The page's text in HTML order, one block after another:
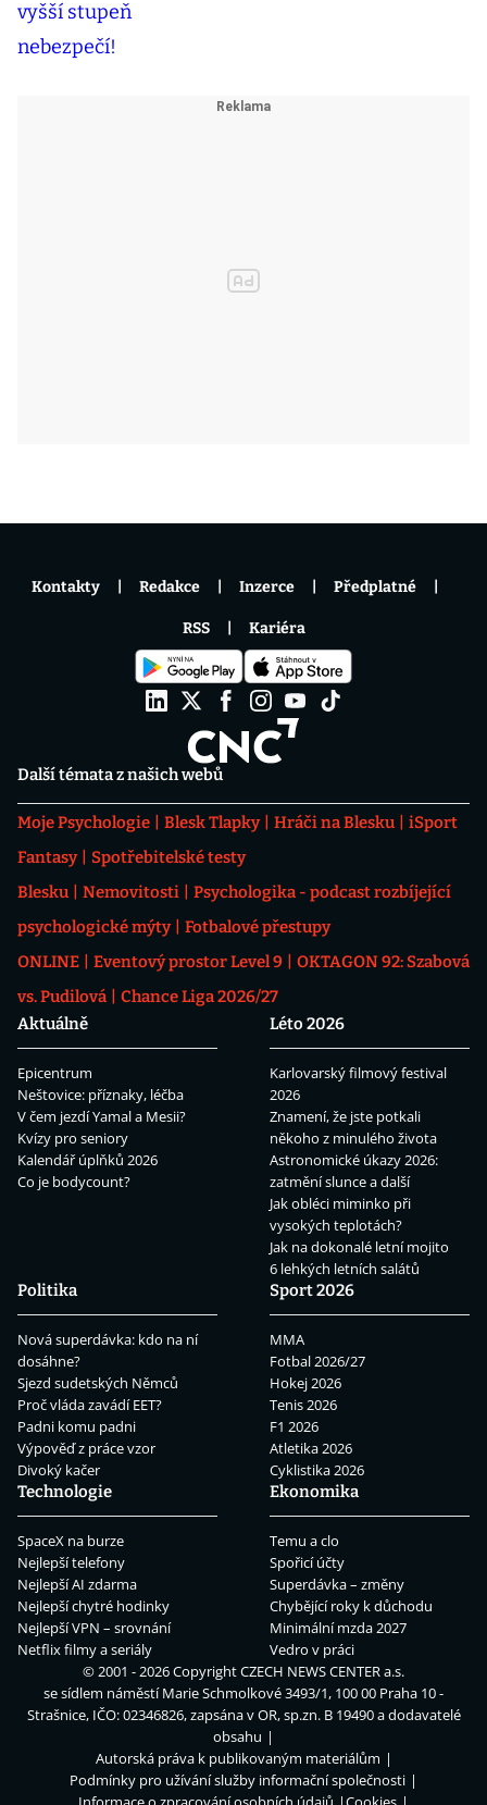
Další témata z našich webů
Moje Psychologie Blesk Tlapky Hráči na Blesku
iSport
Fantasy
Spotřebitelské testy
Blesku
Nemovitosti
Psychologika - podcast rozbíjející
psychologické mýty
Fotbalové přestupy
ONLINE
Eventový prostor Level 9
OKTAGON 92: Szabová
vs. Pudilová
Chance Liga 2026/27
Aktuálně
Epicentrum
Neštovice: příznaky, léčba
V čem jezdí Yamal a Mesii?
Kvízy pro seniory
Kalendář úplňků 2026
Co je bodycount?
Léto 2026
Karlovarský filmový festival
2026
Znamení, že jste potkali
někoho z minulého života
Astronomické úkazy 2026:
zatmění slunce a další
Jak obléci miminko při
vysokých teplotách?
Jak na dokonalé letní mojito
6 lehkých letních salátů
Politika
Nová superdávka: kdo na ní
dosáhne?
Sjezd sudetských Němců
Proč vláda zavádí EET?
Padni komu padni
Výpověď z práce vzor
Divoký kačer
Sport 2026
MMA
Fotbal 2026/27
Hokej 2026
Tenis 2026
F1 2026
Atletika 2026
Cyklistika 2026
Technologie
SpaceX na burze
Nejlepší telefony
Nejlepší AI zdarma
Nejlepší chytré hodinky
Nejlepší VPN – srovnání
Netflix filmy a seriály
Ekonomika
Temu a clo
Spořicí účty
Superdávka – změny
Chybějící roky k důchodu
Minimální mzda 2027
Vedro v práci
Kontakty Redakce Inzerce Předplatné
RSS Kariéra
© 2001 - 2026 CopyrightCZECH NEWS CENTER a.s.
se sídlem náměstí Marie Schmolkové 3493/1, 100 00 Praha 10 -
Strašnice, IČO: 02346826, zapsána v OR, sp.zn. B 19490 a dodavatelé
obsahu
Autorská práva k publikovaným materiálům
Podmínky pro užívání služby informační společnosti